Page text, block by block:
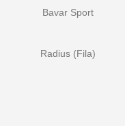
Bavar Sport
Radius (Fila)